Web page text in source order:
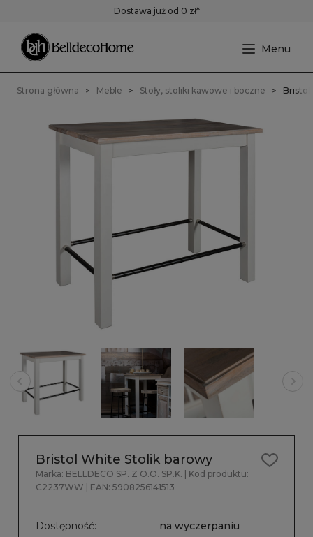
Dostawa już od 0 zł*
Strona główna Meble Stoły, stoliki kawowe i boczne Bristol
Bristol White Stolik barowy
Marka: BELLDECO SP. Z O.O. SP.K.
| Kod produktu:
C2237WW
| EAN: 5908256141513
Dostępność:
na wyczerpaniu